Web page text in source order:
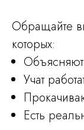
Обращайте
которых:
Объясняют
Учат
Есть